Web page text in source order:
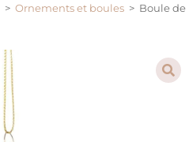
> Ornements et boules > Boule de